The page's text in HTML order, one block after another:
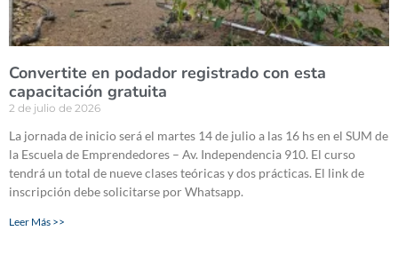
Convertite en podador registrado con esta
capacitación gratuita
2 de julio de 2026
La jornada de inicio será el martes 14 de julio a las 16 hs en el SUM de
la Escuela de Emprendedores – Av. Independencia 910. El curso
tendrá un total de nueve clases teóricas y dos prácticas. El link de
inscripción debe solicitarse por Whatsapp.
Leer Más >>